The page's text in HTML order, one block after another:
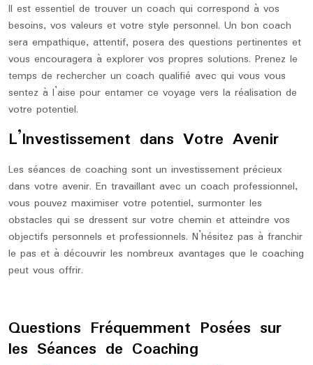
Il est essentiel de trouver un coach qui correspond à vos
besoins, vos valeurs et votre style personnel. Un bon coach
sera empathique, attentif, posera des questions pertinentes et
vous encouragera à explorer vos propres solutions. Prenez le
temps de rechercher un coach qualifié avec qui vous vous
sentez à l’aise pour entamer ce voyage vers la réalisation de
votre potentiel.
L’Investissement dans Votre Avenir
Les séances de coaching sont un investissement précieux
dans votre avenir. En travaillant avec un coach professionnel,
vous pouvez maximiser votre potentiel, surmonter les
obstacles qui se dressent sur votre chemin et atteindre vos
objectifs personnels et professionnels. N’hésitez pas à franchir
le pas et à découvrir les nombreux avantages que le coaching
peut vous offrir.
Questions Fréquemment Posées sur
les Séances de Coaching